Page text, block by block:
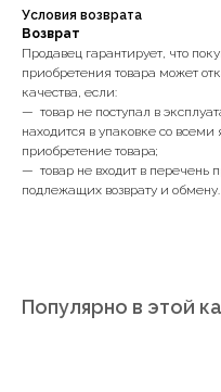
Условия возврата
Возврат
Продавец гарантирует, что
приобретения товара может
качества, если:
— товар не поступал в
находится в упаковке со
приобретение товара;
— товар не входит в перечень
подлежащих возврату и обмену.
Популярно в этой